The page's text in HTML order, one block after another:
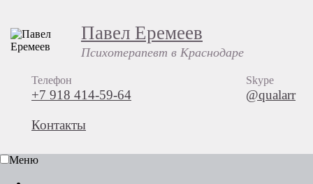
Павел Еремеев
Психотерапевт в Краснодаре
Телефон
+7 918 414-59-64
Skype
@qualarr
Контакты
Меню